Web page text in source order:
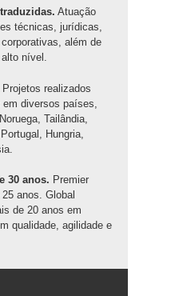
Atuação
técnicas, jurídicas,
além de
nível.
Projetos realizados
diversos países,
Tailândia,
Hungria,
30 anos. Premier
anos. Global
de 20 anos em
qualidade, agilidade e